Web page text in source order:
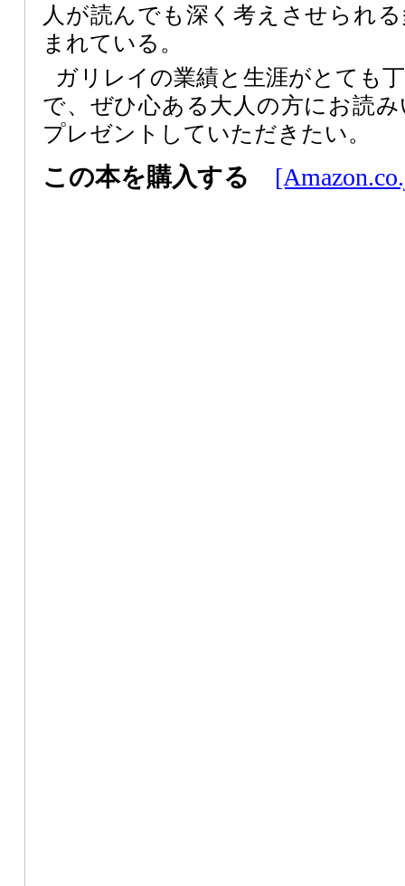
人が読んでも深く考えさせられ
まれている。
ガリレイの業績と生涯がとても
で、ぜひ心ある大人の方にお読
プレゼントしていただきたい。
この本を購入する